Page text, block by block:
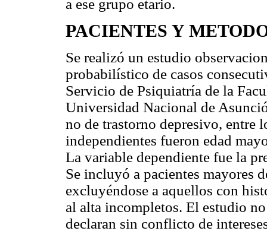
a ese grupo etario.
PACIENTES Y
Se realizó un estudio
probabilístico de casos
Servicio de Psiquiatría de la
Universidad Nacional de
no de trastorno depresivo, entre
independientes fueron edad
La variable dependiente fue la
Se incluyó a pacientes mayores
excluyéndose a aquellos con
al alta incompletos. El estudio
declaran sin conflicto de